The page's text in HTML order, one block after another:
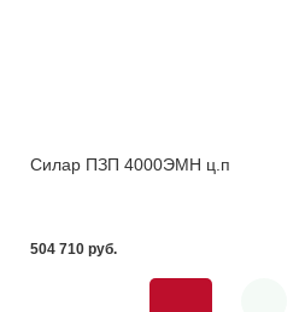
Силар ПЗП 4000ЭМН ц.п
504 710 pуб.